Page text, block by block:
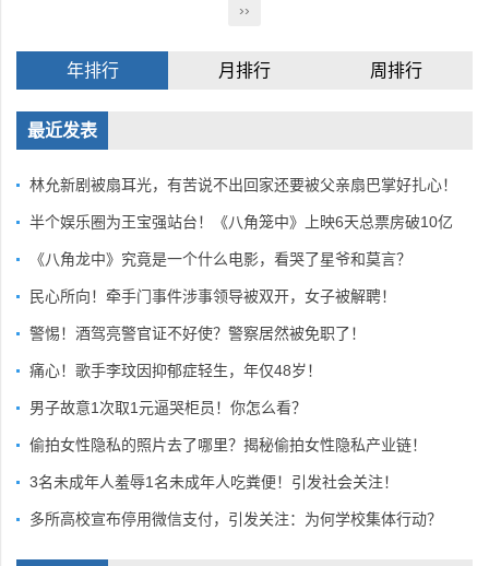
››
年排行 月排行 周排行
最近发表
林允新剧被扇耳光，有苦说不出回家还要被父亲扇巴掌好扎心！
半个娱乐圈为王宝强站台！《八角笼中》上映6天总票房破10亿
《八角龙中》究竟是一个什么电影，看哭了星爷和莫言？
民心所向！牵手门事件涉事领导被双开，女子被解聘！
警惕！酒驾亮警官证不好使？警察居然被免职了！
痛心！歌手李玟因抑郁症轻生，年仅48岁！
男子故意1次取1元逼哭柜员！你怎么看？
偷拍女性隐私的照片去了哪里？揭秘偷拍女性隐私产业链！
3名未成年人羞辱1名未成年人吃粪便！引发社会关注！
多所高校宣布停用微信支付，引发关注：为何学校集体行动？